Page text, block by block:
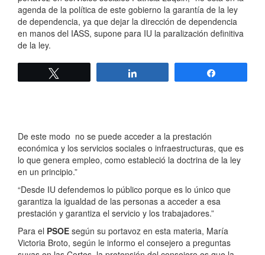
agenda de la política de este gobierno la garantía de la ley
de dependencia, ya que dejar la dirección de dependencia
en manos del IASS, supone para IU la paralización definitiva
de la ley.
De este modo no se puede acceder a la prestación
económica y los servicios sociales o infraestructuras, que es
lo que genera empleo, como estableció la doctrina de la ley
en un principio.”
“Desde IU defendemos lo público porque es lo único que
garantiza la igualdad de las personas a acceder a esa
prestación y garantiza el servicio y los trabajadores.”
Para el PSOE según su portavoz en esta materia, María
Victoria Broto, según le informo el consejero a preguntas